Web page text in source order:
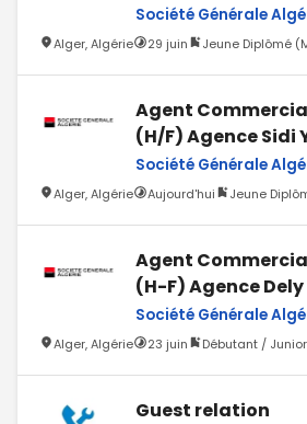
Société Générale
Alger, Algérie 29 juin Jeune Diplômé
Agent
(H/F) Agence Sidi
Société Générale
Alger, Algérie Aujourd'hui Jeune
Agent
(H-F) Agence
Société Générale
Alger, Algérie 23 juin Débutant /
Guest relation